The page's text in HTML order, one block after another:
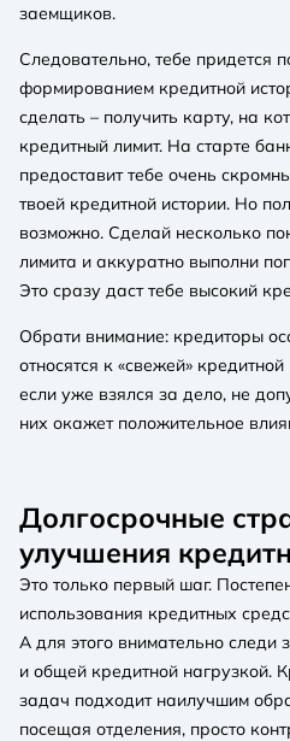
заемщиков.
Следовательно, тебе придется
формированием кредитной
сделать – получить карту, на
кредитный лимит. На старте
предоставит тебе очень
твоей кредитной истории. Но
возможно. Сделай несколько
лимита и аккуратно выполни
Это сразу даст тебе высокий
Обрати внимание: кредиторы
относятся к «свежей»
если уже взялся за дело, не
них окажет положительное
Долгосрочные
улучшения
Это только первый шаг.
использования кредитных
А для этого внимательно
и общей кредитной нагрузкой.
задач подходит наилучшим
посещая отделения, просто